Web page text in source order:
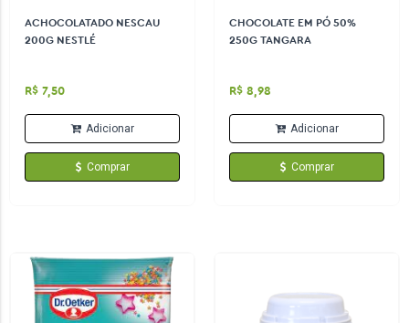
ACHOCOLATADO NESCAU
200G NESTLÉ
R$ 7,50
Adicionar
Comprar
CHOCOLATE EM PÓ 50%
250G TANGARA
R$ 8,98
Adicionar
Comprar